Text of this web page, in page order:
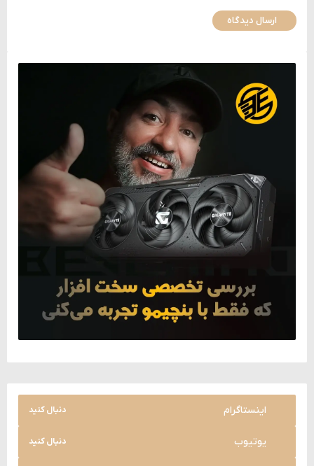
اینستاگرام دنبال کنید
یوتیوب دنبال کنید